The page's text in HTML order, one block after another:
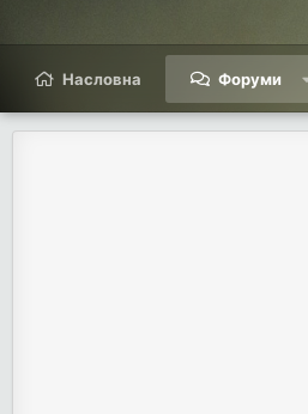
Насловна Форуми